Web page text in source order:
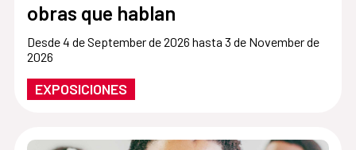
obras que hablan
Desde 4 de September de 2026 hasta 3 de November de
2026
EXPOSICIONES